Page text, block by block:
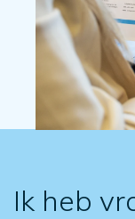
Ik heb